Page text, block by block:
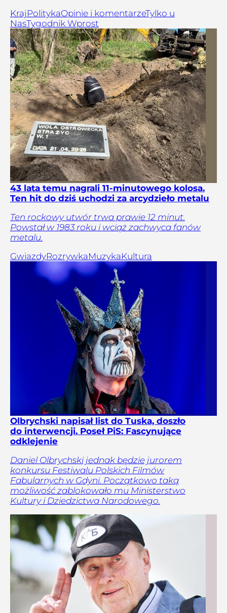
Kraj PolitykaOpinie i komentarzeTylko u
NasTygodnik Wprost
43 lata temu nagrali 11-minutowego kolosa.
Ten hit do dziś uchodzi za arcydzieło metalu
Ten rockowy utwór trwa prawie 12 minut.
Powstał w 1983 roku i wciąż zachwyca fanów
metalu.
GwiazdyRozrywkaMuzykaKultura
Olbrychski napisał list do Tuska, doszło
do interwencji. Poseł PiS: Fascynujące
odklejenie
Daniel Olbrychski jednak będzie jurorem
konkursu Festiwalu Polskich Filmów
Fabularnych w Gdyni. Początkowo taką
możliwość zablokowało mu Ministerstwo
Kultury i Dziedzictwa Narodowego.